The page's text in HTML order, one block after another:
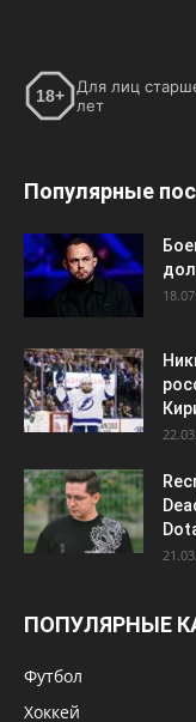
18+
Для лиц
лет
Популярные
ПОПУЛЯРНЫЕ
Футбол
Хоккей